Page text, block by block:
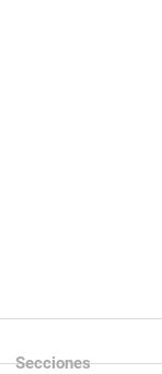
Secciones